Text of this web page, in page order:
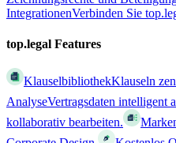
IntegrationenVerbinden Sie
top.legal Features
KlauselbibliothekKlauseln
AnalyseVertragsdaten intelligent
kollaborativ bearbeiten.